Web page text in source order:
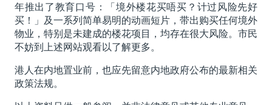
年推出了教育口号：「境外楼花买唔买？计过风险先好
买！」及一系列简单易明的动画短片，带出购买任何境外
物业，特别是未建成的楼花项目，均存在很大风险。市民
不妨到上述网站观看以了解更多。
港人在内地置业前，也应先留意内地政府公布的最新相关
政策法规。